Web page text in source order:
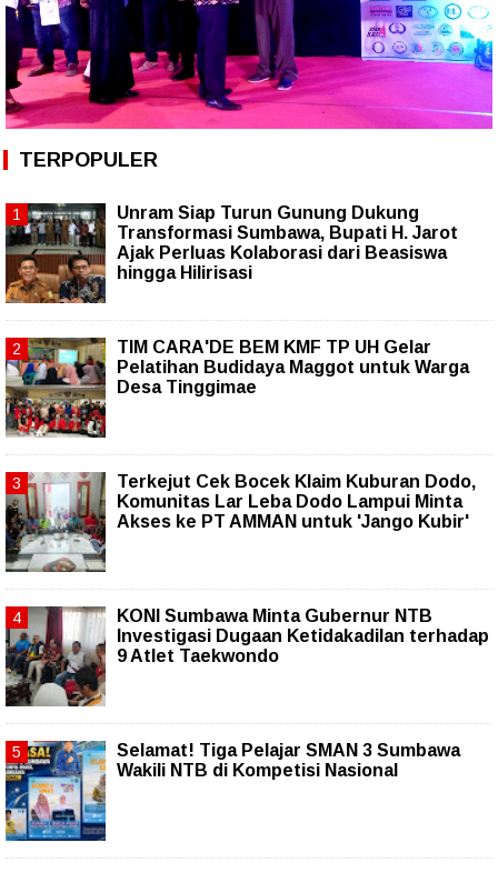
TERPOPULER
Unram Siap Turun Gunung Dukung
Transformasi Sumbawa, Bupati H. Jarot
Ajak Perluas Kolaborasi dari Beasiswa
hingga Hilirisasi
TIM CARA'DE BEM KMF TP UH Gelar
Pelatihan Budidaya Maggot untuk Warga
Desa Tinggimae
Terkejut Cek Bocek Klaim Kuburan Dodo,
Komunitas Lar Leba Dodo Lampui Minta
Akses ke PT AMMAN untuk 'Jango Kubir'
KONI Sumbawa Minta Gubernur NTB
Investigasi Dugaan Ketidakadilan terhadap
9 Atlet Taekwondo
Selamat! Tiga Pelajar SMAN 3 Sumbawa
Wakili NTB di Kompetisi Nasional